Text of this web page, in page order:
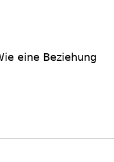
eine Beziehung